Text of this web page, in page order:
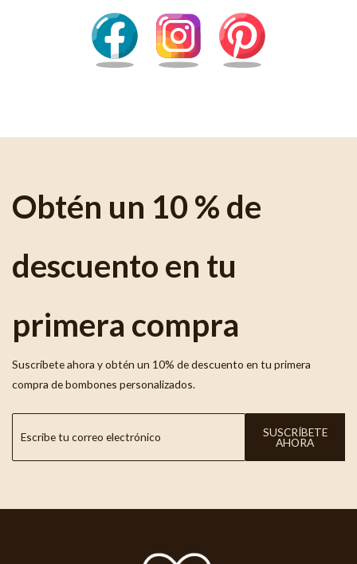
Obtén un 10 % de
descuento en tu
primera compra
Suscríbete ahora y obtén un 10% de descuento en tu primera
compra de bombones personalizados.
SUSCRÍBETE
AHORA